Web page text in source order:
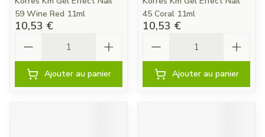
59 Wine Red 11ml
10,53 €
Ajouter au panier
45 Coral 11ml
10,53 €
Ajouter au panier